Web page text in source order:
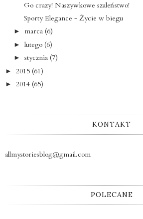
Go crazy! Naszywkowe szaleństwo!
Sporty Elegance - Życie w biegu
► marca (6)
► lutego (6)
► stycznia (7)
► 2015 (61)
► 2014 (65)
KONTAKT
allmystoriesblog@gmail.com
POLECANE